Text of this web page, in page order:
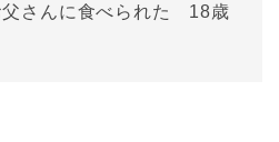
父さんに食べられた 18歳